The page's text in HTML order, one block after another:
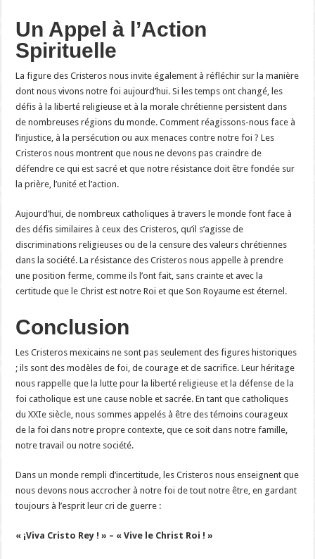
Un Appel à l’Action
Spirituelle
La figure des Cristeros nous invite également à réfléchir sur la manière
dont nous vivons notre foi aujourd’hui. Si les temps ont changé, les
défis à la liberté religieuse et à la morale chrétienne persistent dans
de nombreuses régions du monde. Comment réagissons-nous face à
l’injustice, à la persécution ou aux menaces contre notre foi ? Les
Cristeros nous montrent que nous ne devons pas craindre de
défendre ce qui est sacré et que notre résistance doit être fondée sur
la prière, l’unité et l’action.
Aujourd’hui, de nombreux catholiques à travers le monde font face à
des défis similaires à ceux des Cristeros, qu’il s’agisse de
discriminations religieuses ou de la censure des valeurs chrétiennes
dans la société. La résistance des Cristeros nous appelle à prendre
une position ferme, comme ils l’ont fait, sans crainte et avec la
certitude que le Christ est notre Roi et que Son Royaume est éternel.
Conclusion
Les Cristeros mexicains ne sont pas seulement des figures historiques
; ils sont des modèles de foi, de courage et de sacrifice. Leur héritage
nous rappelle que la lutte pour la liberté religieuse et la défense de la
foi catholique est une cause noble et sacrée. En tant que catholiques
du XXIe siècle, nous sommes appelés à être des témoins courageux
de la foi dans notre propre contexte, que ce soit dans notre famille,
notre travail ou notre société.
Dans un monde rempli d’incertitude, les Cristeros nous enseignent que
nous devons nous accrocher à notre foi de tout notre être, en gardant
toujours à l’esprit leur cri de guerre :
« ¡Viva Cristo Rey ! » – « Vive le Christ Roi ! »